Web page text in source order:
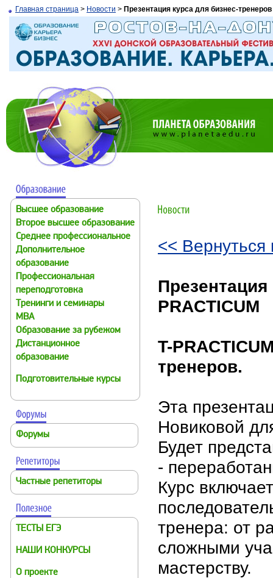
Главная страница > Новости > Презентация курса для бизнес-
Высшее образование
Второе высшее образование
Среднее профессиональное
Дополнительное
образование
Профессиональная
переподготовка
Тренинги и семинары
MBA
Образование за рубежом
Дистанционное
образование
Подготовительные курсы
Форумы
Частные репетиторы
ТЕСТЫ ЕГЭ
НАШИ КОНКУРСЫ
О проекте
<< Вернуться
Презентация
PRACTICUM
T-
тренеров.
Эта
Новиковой
Будет
-
Курс
тренера: от
сложными
мастерству.